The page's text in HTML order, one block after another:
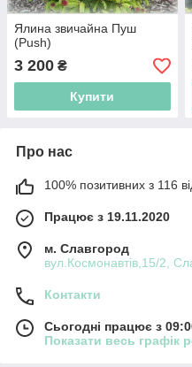
Ялина звичайна Пуш
(Push)
3 200 ₴
Купити
Про нас
100% позитивних з 116
Працює з 19.11.2020
м. Славгород
вул.Космонавтів,15/2,
Контакти
Сьогодні працює з
Показати весь графік